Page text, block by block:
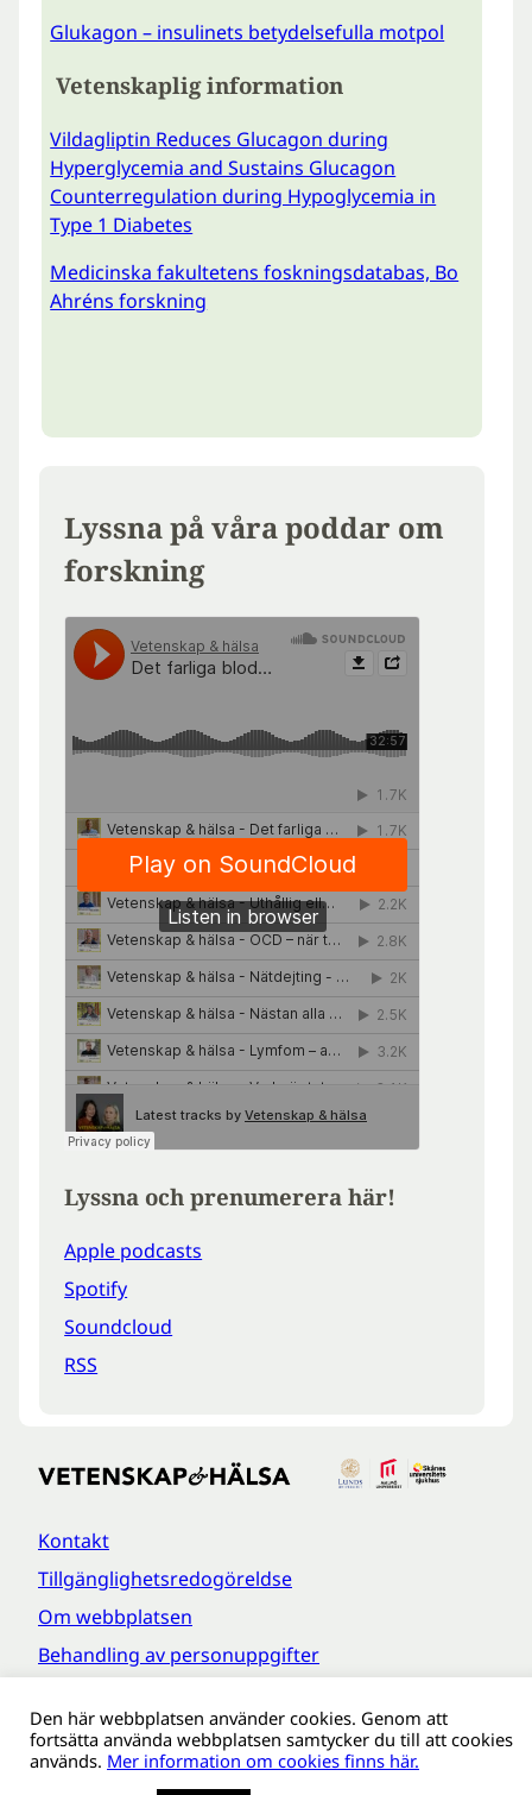
Glukagon – insulinets betydelsefulla motpol
Vetenskaplig information
Vildagliptin Reduces Glucagon during
Hyperglycemia and Sustains Glucagon
Counterregulation during Hypoglycemia in
Type 1 Diabetes
Medicinska fakultetens foskningsdatabas, Bo
Ahréns forskning
Lyssna på våra poddar om
forskning
Lyssna och prenumerera här!
Apple podcasts
Spotify
Soundcloud
RSS
Kontakt
Tillgänglighetsredogöreldse
Om webbplatsen
Behandling av personuppgifter
Den här webbplatsen använder cookies. Genom att
fortsätta använda webbplatsen samtycker du till att cookies
används. Mer information om cookies finns här.